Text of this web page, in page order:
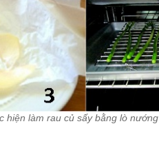
hiện làm rau củ sấy bằng lò nướng